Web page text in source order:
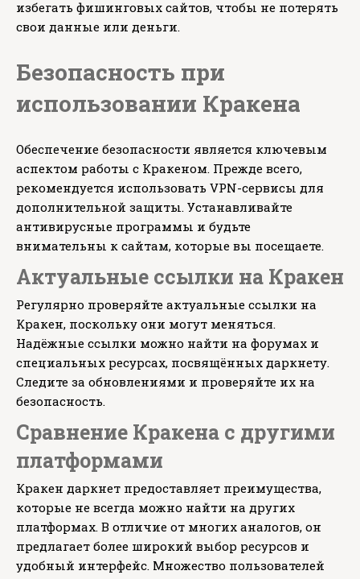
избегать фишинговых сайтов, чтобы не потерять
свои данные или деньги.
Безопасность при
использовании Кракена
Обеспечение безопасности является ключевым
аспектом работы с Кракеном. Прежде всего,
рекомендуется использовать VPN-сервисы для
дополнительной защиты. Устанавливайте
антивирусные программы и будьте
внимательны к сайтам, которые вы посещаете.
Актуальные ссылки на Кракен
Регулярно проверяйте актуальные ссылки на
Кракен, поскольку они могут меняться.
Надёжные ссылки можно найти на форумах и
специальных ресурсах, посвящённых даркнету.
Следите за обновлениями и проверяйте их на
безопасность.
Сравнение Кракена с другими
платформами
Кракен даркнет предоставляет преимущества,
которые не всегда можно найти на других
платформах. В отличие от многих аналогов, он
предлагает более широкий выбор ресурсов и
удобный интерфейс. Множество пользователей